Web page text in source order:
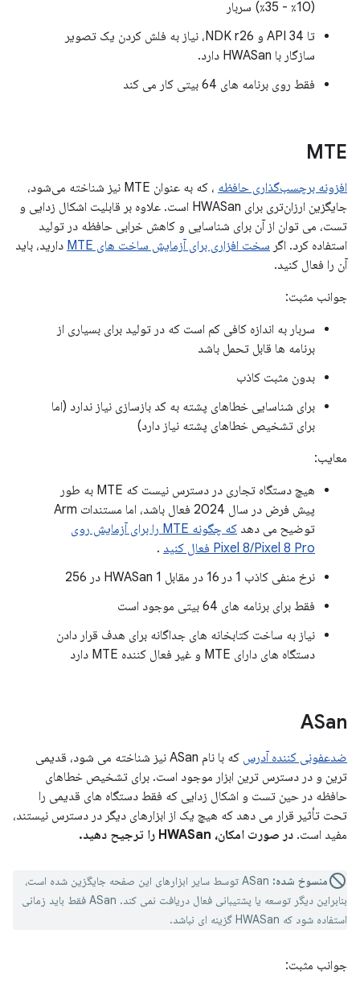
(10٪ - 35٪) سربار
تا API 34 و NDK r26، نیاز به فلش کردن یک تصویر
سازگار با HWASan دارد.
فقط روی برنامه های 64 بیتی کار می کند
MTE
افزونه برچسب‌گذاری حافظه
، که به عنوان MTE نیز شناخته می‌شود،
جایگزین ارزان‌تری برای HWASan است. علاوه بر قابلیت اشکال زدایی و
تست، می توان از آن برای شناسایی و کاهش خرابی حافظه در تولید
استفاده کرد. اگر سخت افزاری برای آزمایش ساخت های MTE
دارید، باید
آن را فعال کنید.
جوانب مثبت:
سربار به اندازه کافی کم است که در تولید برای بسیاری از
برنامه ها قابل تحمل باشد
بدون مثبت کاذب
برای شناسایی خطاهای پشته به کد بازسازی نیاز ندارد (اما
برای تشخیص خطاهای پشته نیاز دارد)
معایب:
هیچ دستگاه تجاری در دسترس نیست که MTE به طور
پیش فرض در سال 2024 فعال باشد، اما مستندات Arm
توضیح می دهد
که چگونه MTE را برای آزمایش روی
Pixel 8/Pixel 8 Pro فعال کنید
.
نرخ منفی کاذب 1 در 16 در مقابل HWASan 1 در 256
فقط برای برنامه های 64 بیتی موجود است
نیاز به ساخت کتابخانه های جداگانه برای هدف قرار دادن
دستگاه های دارای MTE و غیر فعال کننده MTE دارد
ASan
ضدعفونی کننده آدرس
که با نام ASan نیز شناخته می شود، قدیمی
ترین و در دسترس ترین ابزار موجود است. برای تشخیص خطاهای
حافظه در حین تست و اشکال زدایی که فقط دستگاه های قدیمی را
تحت تأثیر قرار می دهد که هیچ یک از ابزارهای دیگر در دسترس نیستند،
مفید است. در صورت امکان، HWASan را ترجیح دهید.
منسوخ شده:
ASan توسط سایر ابزارهای این صفحه جایگزین شده است،
بنابراین دیگر توسعه یا پشتیبانی فعال دریافت نمی کند. ASan فقط باید زمانی
استفاده شود که HWASan گزینه ای نباشد.
جوانب مثبت: